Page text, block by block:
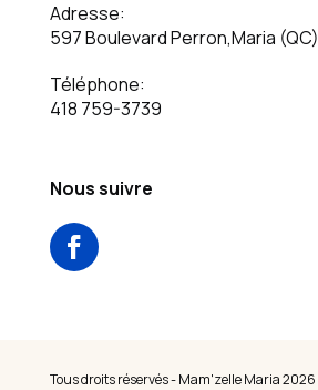
Adresse:
597 Boulevard Perron,Maria (QC)
Téléphone:
418 759-3739
Nous suivre
Tous droits réservés - Mam'zelle Maria 2026